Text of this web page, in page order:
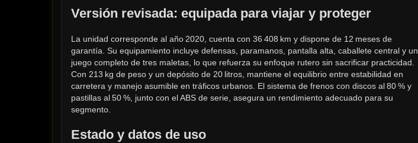
Versión revisada: equipada para viajar y proteger
La unidad corresponde al año 2020, cuenta con 36 408 km y dispone de 12 meses de
garantía. Su equipamiento incluye defensas, paramanos, pantalla alta, caballete central y un
juego completo de tres maletas, lo que refuerza su enfoque rutero sin sacrificar practicidad.
Con 213 kg de peso y un depósito de 20 litros, mantiene el equilibrio entre estabilidad en
carretera y manejo asumible en tráficos urbanos. El sistema de frenos con discos al 80 % y
pastillas al 50 %, junto con el ABS de serie, asegura un rendimiento adecuado para su
segmento.
Estado y datos de uso